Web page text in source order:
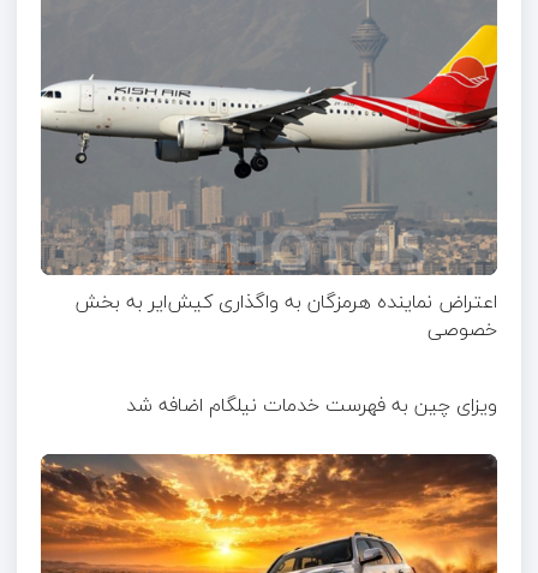
اعتراض نماینده هرمزگان به واگذاری کیش‌ایر به بخش
خصوصی
ویزای چین به فهرست خدمات نیلگام اضافه شد